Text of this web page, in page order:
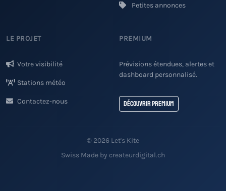
Petites annonces
LE PROJET
Votre visibilité
Stations météo
Contactez-nous
PREMIUM
Prévisions étendues, alertes et
dashboard personnalisé.
Découvrir Premium
© 2026 Let's Kite
Swiss Made by createurdigital.ch